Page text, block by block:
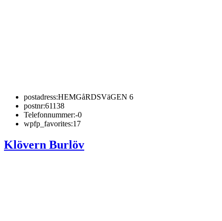
postadress:HEMGåRDSVäGEN 6
postnr:61138
Telefonnummer:-0
wpfp_favorites:17
Klövern Burlöv